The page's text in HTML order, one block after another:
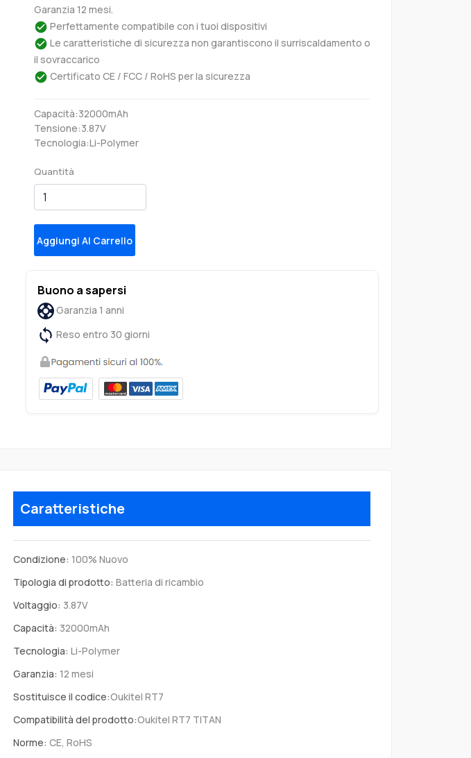
Garanzia 12 mesi.
Perfettamente compatibile con i tuoi dispositivi
Le caratteristiche di sicurezza non garantiscono il surriscaldamento o
il sovraccarico
Certificato CE / FCC / RoHS per la sicurezza
Capacità:32000mAh
Tensione:3.87V
Tecnologia:Li-Polymer
Quantità
Aggiungi Al Carrello
Buono a sapersi
Garanzia 1 anni
Reso entro 30 giorni
Caratteristiche
Condizione: 100% Nuovo
Tipologia di prodotto: Batteria di ricambio
Voltaggio: 3.87V
Capacità: 32000mAh
Tecnologia: Li-Polymer
Garanzia: 12 mesi
Sostituisce il codice:Oukitel RT7
Compatibilità del prodotto:Oukitel RT7 TITAN
Norme: CE, RoHS